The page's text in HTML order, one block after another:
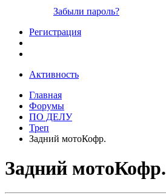
Забыли пароль?
Регистрация
Активность
Главная
Форумы
ПО ДЕЛУ
Треп
Задний мотоКофр.
Задний мотоКофр.